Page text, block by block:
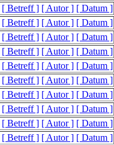
[ Betreff ] [ Autor ] [ Datum ]
[ Betreff ] [ Autor ] [ Datum ]
[ Betreff ] [ Autor ] [ Datum ]
[ Betreff ] [ Autor ] [ Datum ]
[ Betreff ] [ Autor ] [ Datum ]
[ Betreff ] [ Autor ] [ Datum ]
[ Betreff ] [ Autor ] [ Datum ]
[ Betreff ] [ Autor ] [ Datum ]
[ Betreff ] [ Autor ] [ Datum ]
[ Betreff ] [ Autor ] [ Datum ]